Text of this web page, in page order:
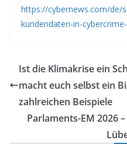
https://cybernews.com/de/
kundendaten-in-
Ist die Klimakrise ein
macht euch selbst ein
zahlreichen Beispiele
Parlaments-EM 2026